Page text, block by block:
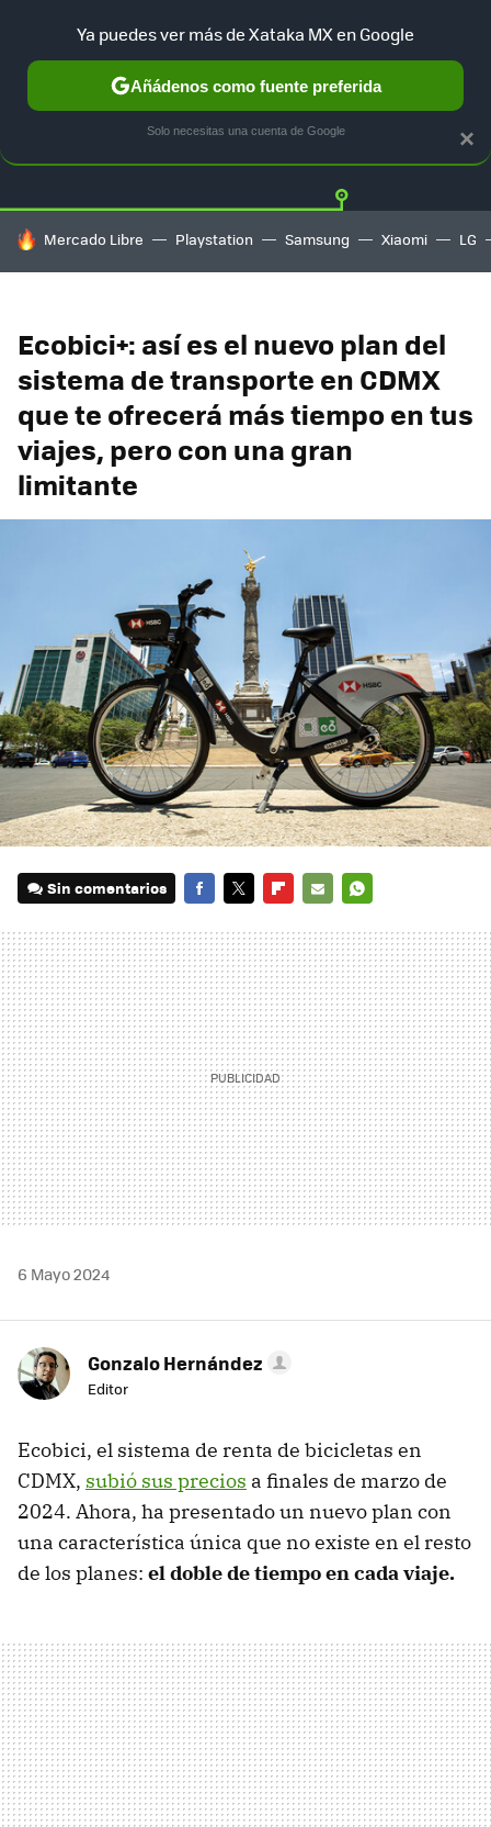
TESLA UBER AUTO ELECTRICO Twitter
HOY SE HABLA DE
Mercado Libre Playstation Samsung Xiaomi LG
Ecobici+: así es el nuevo plan del
sistema de transporte en CDMX
que te ofrecerá más tiempo en tus
viajes, pero con una gran
limitante
Sin comentarios
MAIL
6 Mayo 2024
Gonzalo Hernández
Editor
Ecobici, el sistema de renta de bicicletas en
CDMX, subió sus precios a finales de marzo de
2024. Ahora, ha presentado un nuevo plan con
una característica única que no existe en el resto
de los planes: el doble de tiempo en cada viaje.
×
Ya puedes ver más de Xataka MX en Google
Añádenos como fuente preferida
Solo necesitas una cuenta de Google